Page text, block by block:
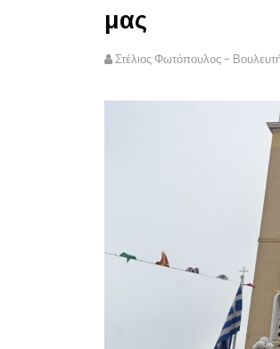
μας
Στέλιος Φωτόπουλος -